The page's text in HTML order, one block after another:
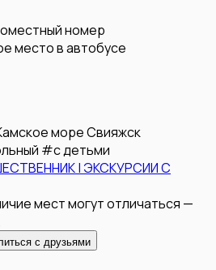
номер
место в автобусе
мореСвияжск
#с детьми
| ЭКСКУРСИИ С
мест могут отличаться —
с друзьями